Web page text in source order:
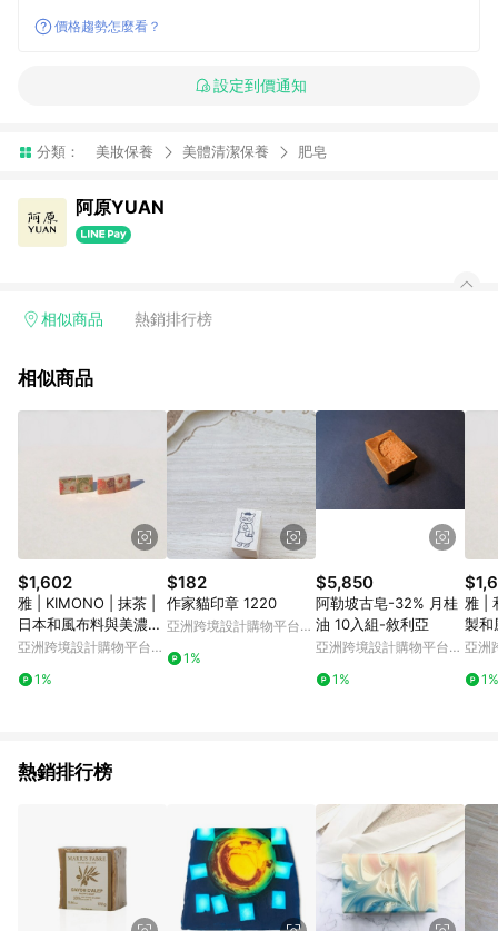
價格趨勢怎麼看？
設定到價通知
分類： 美妝保養 美體清潔保養 肥皂
阿原YUAN
相似商品 熱銷排行榜
相似商品
$1,602
雅 | KIMONO | 抹茶 |
日本和風布料與美濃燒
磁磚 耳環 單邊
亞洲跨境設計購物平台
1%
$182
作家貓印章 1220
亞洲跨境設計購物平台
1%
$5,850
阿勒坡古皂-32% 月桂
油 10入組-敘利亞
亞洲跨境設計購物平台
1%
雅 |
製和
磚
亞洲
1%
熱銷排行榜